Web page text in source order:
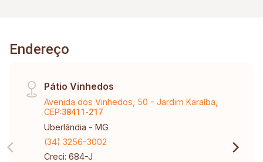
Endereço
Pátio Vinhedos
Avenida dos Vinhedos, 50 - Jardim Karaíba,
CEP:38411-217
Uberlândia - MG
(34) 3256-3002
Creci: 684-J